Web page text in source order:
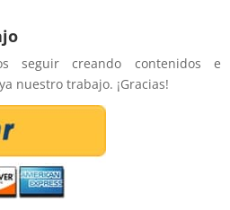
seguir creando contenidos e
nuestro trabajo. ¡Gracias!